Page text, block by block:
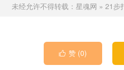
未经允许不得转载： 星魂网 » 21步
 赞 (0)